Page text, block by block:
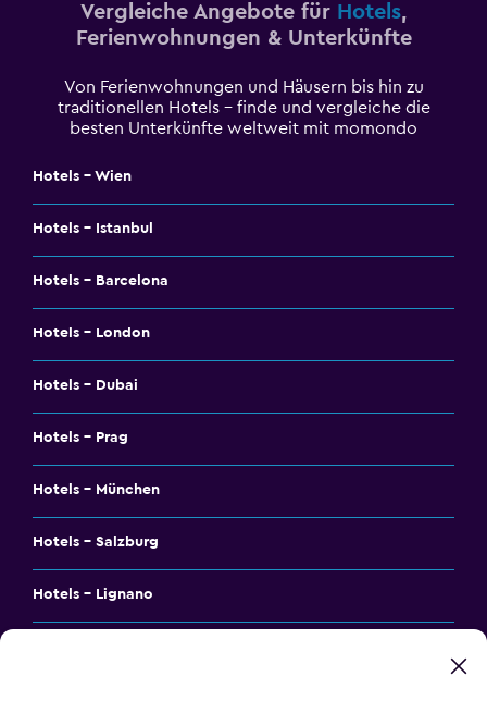
Vergleiche Angebote für Hotels,
Ferienwohnungen & Unterkünfte
Von Ferienwohnungen und Häusern bis hin zu
traditionellen Hotels – finde und vergleiche die
besten Unterkünfte weltweit mit momondo
Hotels - Wien
Hotels - Istanbul
Hotels - Barcelona
Hotels - London
Hotels - Dubai
Hotels - Prag
Hotels - München
Hotels - Salzburg
Hotels - Lignano